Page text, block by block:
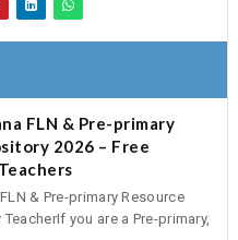
FLN & Pre-primary
2026 – Free
& Pre-primary Resource
you are a Pre-primary,